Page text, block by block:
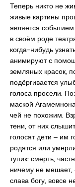
Теперь никто не
живые картины
является
в своём роде
когда-нибудь
анимируют с
земляных красок,
подёргивается
голоса просели.
маской
чей не похожим.
тени, от них
голосят дети ‒ им
родятся или
тупик: смерть,
ничему не мешает,
слава богу, вовсе